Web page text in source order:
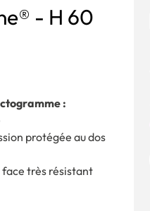
- H 60
:
protégée au dos
très résistant